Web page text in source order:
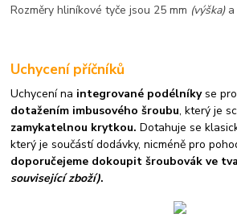
Rozměry hliníkové tyče jsou 25 mm (výška)a
Uchycení příčníků
Uchycení na integrované podélníkyse
dotažením imbusového šroubu, který je
zamykatelnou krytkou.Dotahuje se
který je součástí dodávky, nicméně pro
doporučejeme dokoupit šroubovák ve
související zboží).